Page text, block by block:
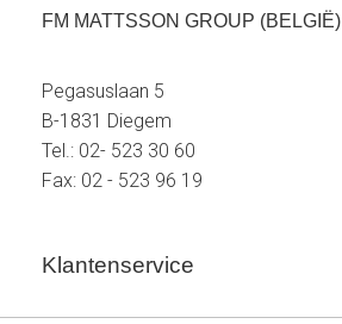
FM MATTSSON GROUP (BELGIË)
Pegasuslaan 5
B-1831 Diegem
Tel.: 02- 523 30 60
Fax: 02 - 523 96 19
Klantenservice